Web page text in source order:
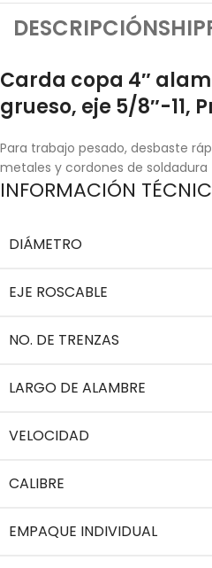
DESCRIPCIÓN
Carda copa 4″
grueso, eje 5/8″-11,
Para trabajo pesado, desbaste
metales y cordones de soldadura
INFORMACIÓN
DIÁMETRO
EJE ROSCABLE
NO. DE TRENZAS
LARGO DE ALAMBRE
VELOCIDAD
CALIBRE
EMPAQUE INDIVIDUAL